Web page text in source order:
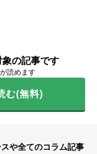
象の記事です
読めます
む(無料)
や全てのコラム記事